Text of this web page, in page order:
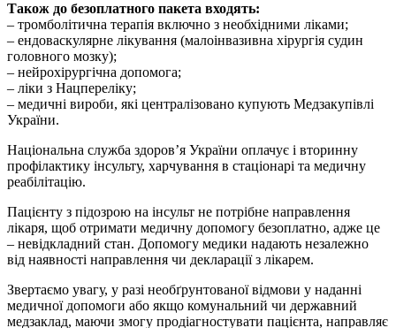
Також до безоплатного пакета входять:
– тромболітична терапія включно з необхідними ліками;
– ендоваскулярне лікування (малоінвазивна хірургія судин
головного мозку);
– нейрохірургічна допомога;
– ліки з Нацпереліку;
– медичні вироби, які централізовано купують Медзакупівлі
України.
Національна служба здоров’я України оплачує і вторинну
профілактику інсульту, харчування в стаціонарі та медичну
реабілітацію.
Пацієнту з підозрою на інсульт не потрібне направлення
лікаря, щоб отримати медичну допомогу безоплатно, адже це
– невідкладний стан. Допомогу медики надають незалежно
від наявності направлення чи декларації з лікарем.
Звертаємо увагу, у разі необґрунтованої відмови у наданні
медичної допомоги або якщо комунальний чи державний
медзаклад, маючи змогу продіагностувати пацієнта, направляє